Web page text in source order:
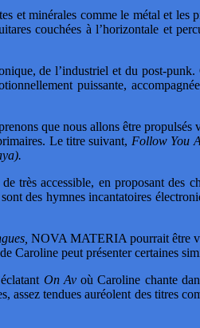
et minérales comme le métal et
couchées à l’horizontale et
de l’industriel et du post-
puissante,
que nous allons être
Le titre suivant, Follow You
très accessible, en proposant des
sont des hymnes incantatoires
NOVA MATERIA pourrait être
peut présenter certaines
On Avoù Caroline chante
assez tendues auréolent des titres